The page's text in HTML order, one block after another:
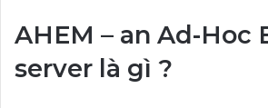
AHEM – an Ad-Hoc
server là gì ?